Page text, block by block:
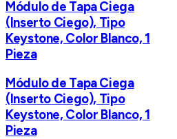
Módulo de Tapa Ciega
(Inserto Ciego), Tipo
Keystone, Color Blanco, 1
Pieza
Módulo de Tapa Ciega
(Inserto Ciego), Tipo
Keystone, Color Blanco, 1
Pieza